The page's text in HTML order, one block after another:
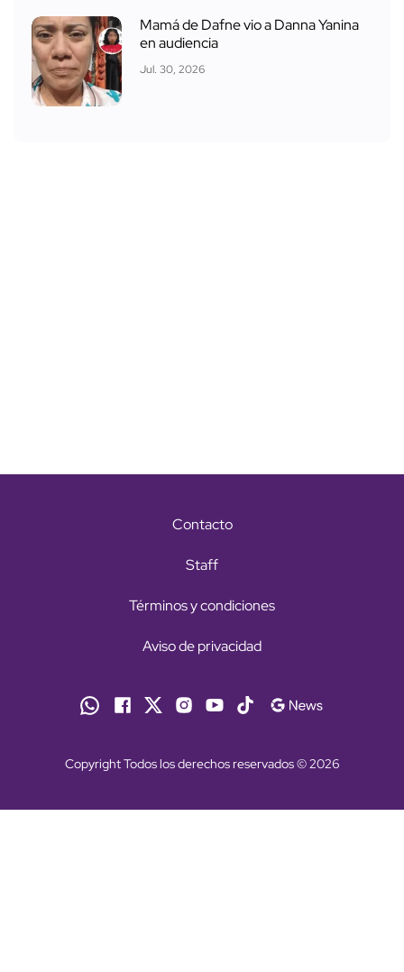
Mamá de Dafne vio a Danna Yanina
en audiencia
Jul. 30, 2026
Contacto
Staff
Términos y condiciones
Aviso de privacidad
Copyright Todos los derechos reservados © 2026